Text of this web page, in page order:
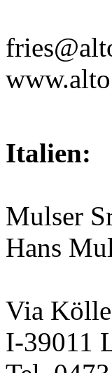
Italien:
Mulser
Hans
Via
I-39011